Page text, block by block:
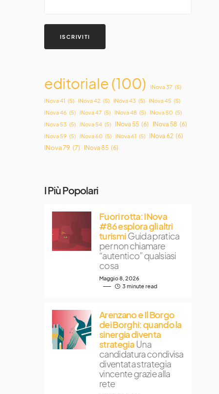
editoriale(100) INova 37 (5)
INova 41 (5) INova 42 (5) INova 43 (5) INova 45 (5)
INova 46 (5) INova 47 (5) INova 48 (5) INova 50 (5)
INova 53 (5) INova 54 (5) INova 55 (6) INova 58 (6)
INova 59 (5) INova 60 (5) INova 61 (5) INova 62 (6)
INova 79 (7) INova 85 (6)
I Più Popolari
Fuori rotta: INova
#86 esplora gli altri
turismi Guida pratica
per non chiamare
“autentico” qualsiasi
cosa
Maggio 8, 2026
3 minute read
Arenzano e Il Borgo
dei Borghi: quando la
sinergia diventa
strategia Una
candidatura condivisa
diventata strategia
vincente grazie alla
rete